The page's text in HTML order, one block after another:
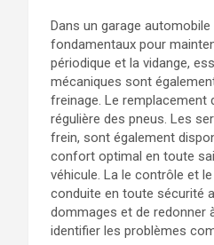
Dans un garage
fondamentaux pour
périodique et la vidange,
mécaniques sont
freinage. Le remplacement
régulière des pneus. Les
frein, sont également
confort optimal en toute
véhicule. La le contrôle et
conduite en toute sécurité
dommages et de redonner
identifier les problèmes